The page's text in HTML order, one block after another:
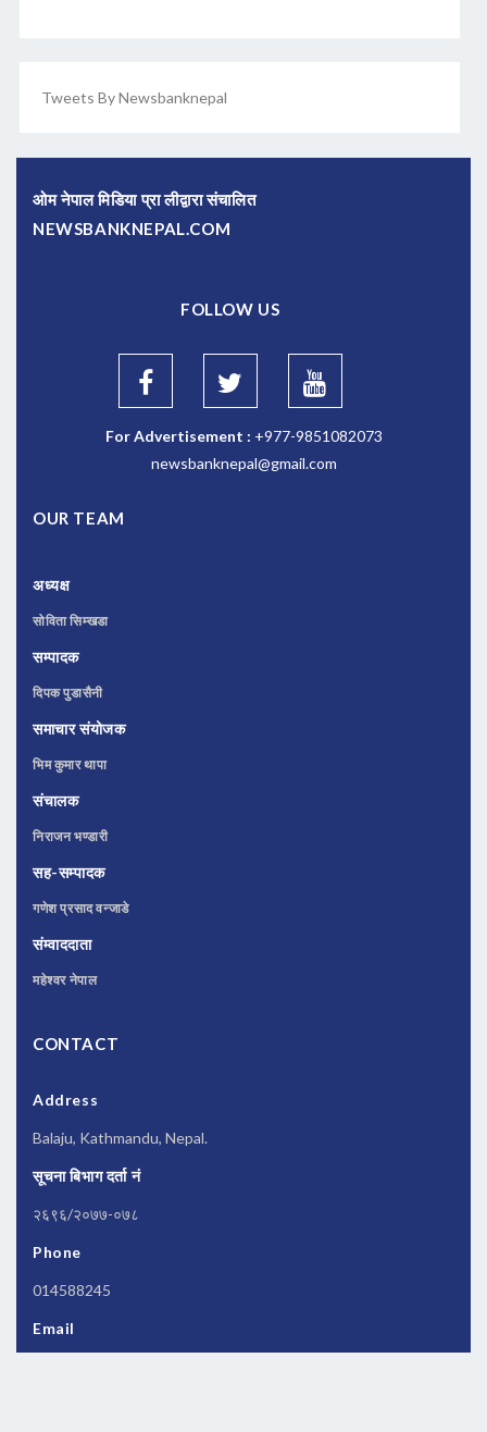
Tweets By Newsbanknepal
ओम नेपाल मिडिया प्रा लीद्वारा संचालित
NEWSBANKNEPAL.COM
FOLLOW US
For Advertisement : +977-9851082073
newsbanknepal@gmail.com
OUR TEAM
अध्यक्ष
सोविता सिम्खडा
सम्पादक
दिपक पुडासैनी
समाचार संयोजक
भिम कुमार थापा
संचालक
निराजन भण्डारी
सह-सम्पादक
गणेश प्रसाद वन्जाडे
संम्वाददाता
महेश्वर नेपाल
CONTACT
Address
Balaju, Kathmandu, Nepal.
सूचना बिभाग दर्ता नं
२६९६/२०७७-०७८
Phone
014588245
Email